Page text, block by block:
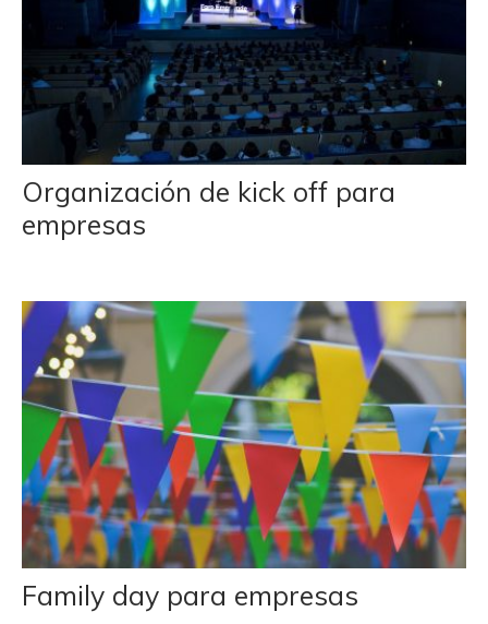
Organización de kick off para
empresas
Family day para empresas